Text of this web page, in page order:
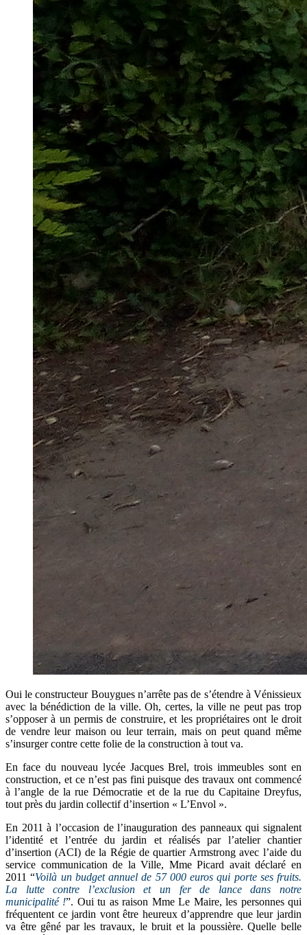
Oui le constructeur Bouygues n’arrête pas de s’étendre à Vénissieux
avec la bénédiction de la ville. Oh, certes, la ville ne peut pas trop
s’opposer à un permis de construire, et les propriétaires ont le droit
de vendre leur maison ou leur terrain, mais on peut quand même
s’insurger contre cette folie de la construction à tout va.
En face du nouveau lycée Jacques Brel, trois immeubles sont en
construction, et ce n’est pas fini puisque des travaux ont commencé
à l’angle de la rue Démocratie et de la rue du Capitaine Dreyfus,
tout près du jardin collectif d’insertion « L’Envol ».
En 2011 à l’occasion de l’inauguration des panneaux qui signalent
l’identité et l’entrée du jardin et réalisés par l’atelier chantier
d’insertion (ACI) de la Régie de quartier Armstrong avec l’aide du
service communication de la Ville, Mme Picard avait déclaré en
2011 “Voilà un budget annuel de 57 000 euros qui porte ses fruits.
La lutte contre l’exclusion et un fer de lance dans notre
municipalité !”. Oui tu as raison Mme Le Maire, les personnes qui
fréquentent ce jardin vont être heureux d’apprendre que leur jardin
va être gêné par les travaux, le bruit et la poussière. Quelle belle